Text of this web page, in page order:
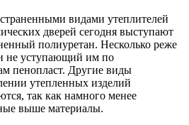
видами утеплителей
дверей сегодня выступают
полиуретан. Несколько реже
не уступающий им по
пенопласт. Другие виды
утепленных изделий
так как намного менее
выше материалы.